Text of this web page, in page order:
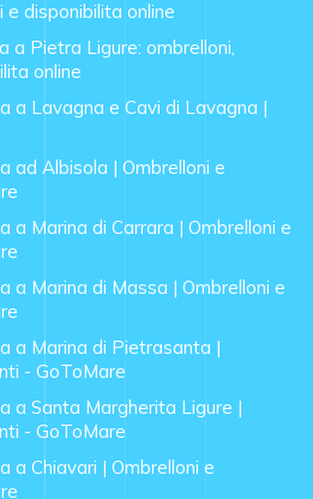
disponibilita online
a Pietra Ligure: ombrelloni,
online
a Lavagna e Cavi di Lavagna |
ad Albisola | Ombrelloni e
a Marina di Carrara | Ombrelloni e
a Marina di Massa | Ombrelloni e
a Marina di Pietrasanta |
- GoToMare
a Santa Margherita Ligure |
- GoToMare
a Chiavari | Ombrelloni e